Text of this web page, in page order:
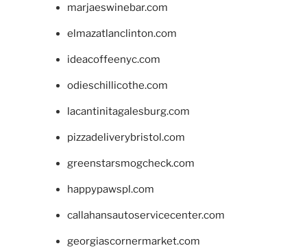
marjaeswinebar.com
elmazatlanclinton.com
ideacoffeenyc.com
odieschillicothe.com
lacantinitagalesburg.com
pizzadeliverybristol.com
greenstarsmogcheck.com
happypawspl.com
callahansautoservicecenter.com
georgiascornermarket.com